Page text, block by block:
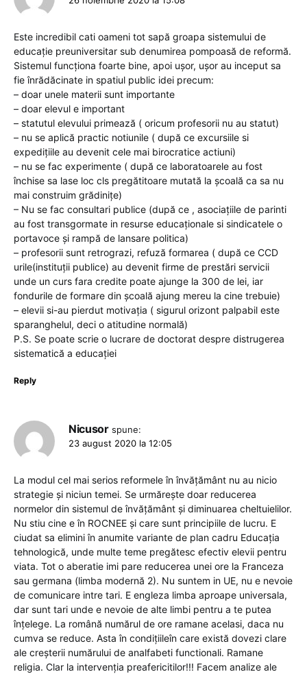
Este incredibil cati oameni tot sapă groapa sistemului de
educație preuniversitar sub denumirea pompoasă de reformă.
Sistemul funcționa foarte bine, apoi ușor, ușor au inceput sa
fie înrădăcinate in spatiul public idei precum:
– doar unele materii sunt importante
– doar elevul e important
– statutul elevului primează ( oricum profesorii nu au statut)
– nu se aplică practic notiunile ( după ce excursiile si
expedițiile au devenit cele mai birocratice actiuni)
– nu se fac experimente ( după ce laboratoarele au fost
închise sa lase loc cls pregătitoare mutată la școală ca sa nu
mai construim grădinițe)
– Nu se fac consultari publice (după ce , asociațiile de parinti
au fost transgormate in resurse educaționale si sindicatele o
portavoce și rampă de lansare politica)
– profesorii sunt retrograzi, refuză formarea ( după ce CCD
urile(instituții publice) au devenit firme de prestări servicii
unde un curs fara credite poate ajunge la 300 de lei, iar
fondurile de formare din școală ajung mereu la cine trebuie)
– elevii si-au pierdut motivația ( sigurul orizont palpabil este
sparanghelul, deci o atitudine normală)
P.S. Se poate scrie o lucrare de doctorat despre distrugerea
sistematică a educației
Reply
Nicusor spune:
23 august 2020 la 12:05
La modul cel mai serios reformele în învățământ nu au nicio
strategie și niciun temei. Se urmărește doar reducerea
normelor din sistemul de învățământ și diminuarea cheltuielilor.
Nu stiu cine e în ROCNEE și care sunt principiile de lucru. E
ciudat sa elimini în anumite variante de plan cadru Educația
tehnologică, unde multe teme pregătesc efectiv elevii pentru
viata. Tot o aberatie imi pare reducerea unei ore la Franceza
sau germana (limba modernă 2). Nu suntem in UE, nu e nevoie
de comunicare intre tari. E engleza limba aproape universala,
dar sunt tari unde e nevoie de alte limbi pentru a te putea
înțelege. La română numărul de ore ramane acelasi, daca nu
cumva se reduce. Asta în condițiileîn care există dovezi clare
ale creșterii numărului de analfabeti functionali. Ramane
religia. Clar la intervenția preafericitilor!!! Facem analize ale